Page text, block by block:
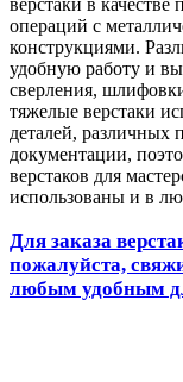
операций с
конструкциями.
удобную работу и
сверления,
тяжелые верстаки
деталей, различных
документации,
верстаков для
использованы и в
Для заказа
пожалуйста,
любым удобным